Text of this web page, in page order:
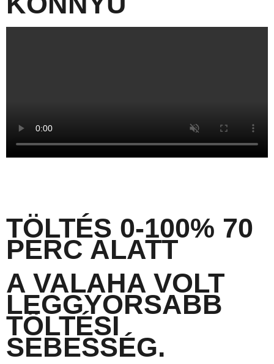
TÖLTÉS 0-100% 70
PERC ALATT
A VALAHA VOLT
LEGGYORSABB
TÖLTÉSI
SEBESSÉG.